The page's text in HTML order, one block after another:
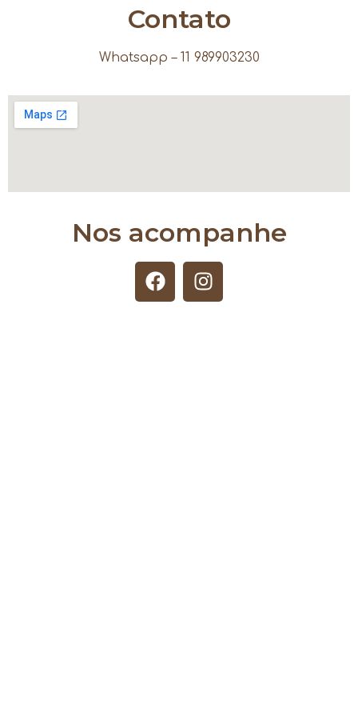
Contato
Whatsapp – 11 989903230
Nos acompanhe